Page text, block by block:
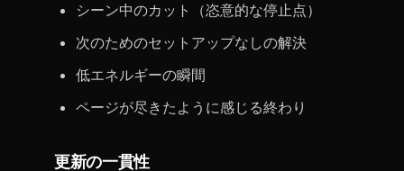
シーン中のカット（恣意的な停止点）
次のためのセットアップなしの解決
低エネルギーの瞬間
ページが尽きたように感じる終わり
更新の一貫性